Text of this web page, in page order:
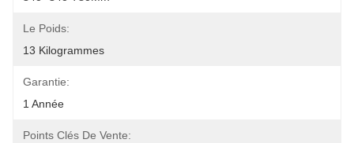
Le Poids:
13 Kilogrammes
Garantie:
1 Année
Points Clés De Vente: